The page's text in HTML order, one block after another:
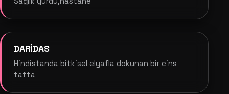
DARİDAS
Hindistanda bitkisel elyafla dokunan bir cins
tafta